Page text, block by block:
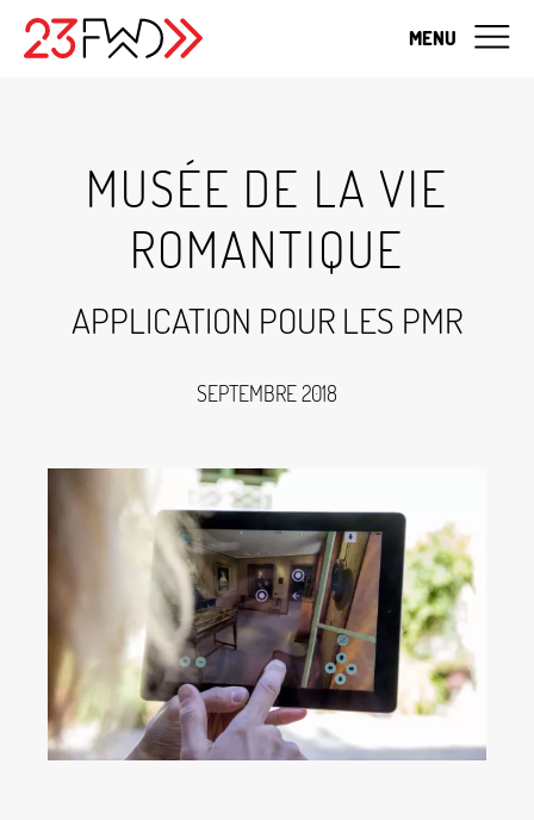
MENU
MUSÉE DE LA VIE
ROMANTIQUE
APPLICATION POUR LES PMR
SEPTEMBRE 2018